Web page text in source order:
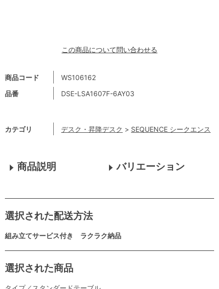
商品コード
WS106162
品番
DSE-LSA1607F-6AY03
カテゴリ デスク・昇降デスク > SEQUENCE シークエンス
この商品について問い合わせる
商品説明 バリエーション
選択された配送方法
組み立てサービス付き ラクラク納品
選択された商品